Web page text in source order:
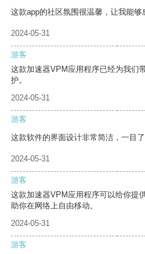
这款app的社区氛围很温馨，让我能够
2024-05-31
游客
这款加速器VPM应用程序已经为我们
护。
2024-05-31
游客
这款软件的界面设计非常简洁，一目了
2024-05-31
游客
这款加速器VPM应用程序可以给你提
助你在网络上自由移动。
2024-05-31
游客